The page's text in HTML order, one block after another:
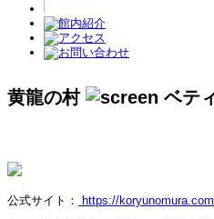
黄龍の村
公式サイト：
https://koryunomura.com